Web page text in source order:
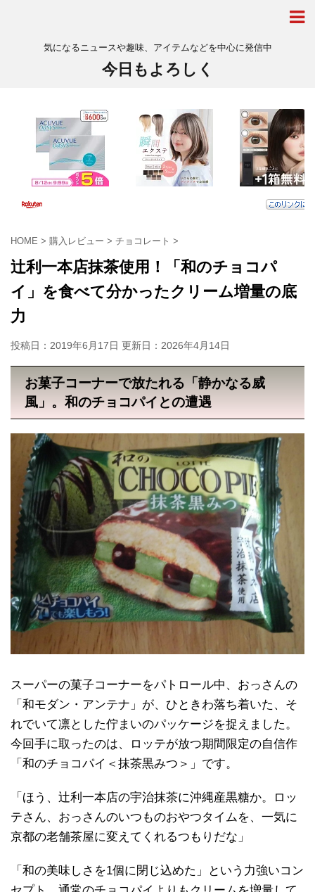
気になるニュースや趣味、アイテムなどを中心に発信中
今日もよろしく
HOME > 購入レビュー > チョコレート >
辻利一本店抹茶使用！「和のチョコパ
イ」を食べて分かったクリーム増量の底
力
投稿日：2019年6月17日 更新日： 2026年4月14日
お菓子コーナーで放たれる「静かなる威
風」。和のチョコパイとの遭遇
スーパーの菓子コーナーをパトロール中、おっさんの
「和モダン・アンテナ」が、ひときわ落ち着いた、そ
れでいて凛とした佇まいのパッケージを捉えました。
今回手に取ったのは、ロッテが放つ期間限定の自信作
「和のチョコパイ＜抹茶黒みつ＞」です。
「ほう、辻利一本店の宇治抹茶に沖縄産黒糖か。ロッ
テさん、おっさんのいつものおやつタイムを、一気に
京都の老舗茶屋に変えてくれるつもりだな」
「和の美味しさを1個に閉じ込めた」という力強いコン